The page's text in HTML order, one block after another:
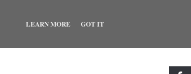
LEARN MORE GOT IT